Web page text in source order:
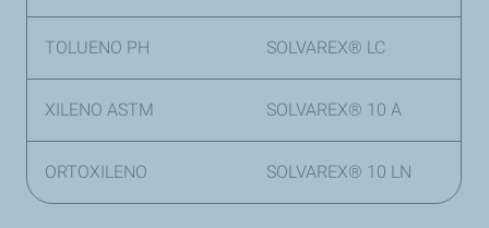
TOLUENO PH SOLVAREX® LC
XILENO ASTM SOLVAREX® 10 A
ORTOXILENO SOLVAREX® 10 LN